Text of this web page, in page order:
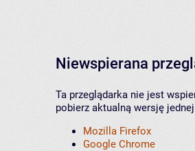
Niewspierana
Ta przeglądarka nie jest
pobierz aktualną wersję
Mozilla Firefox
Google Chrome